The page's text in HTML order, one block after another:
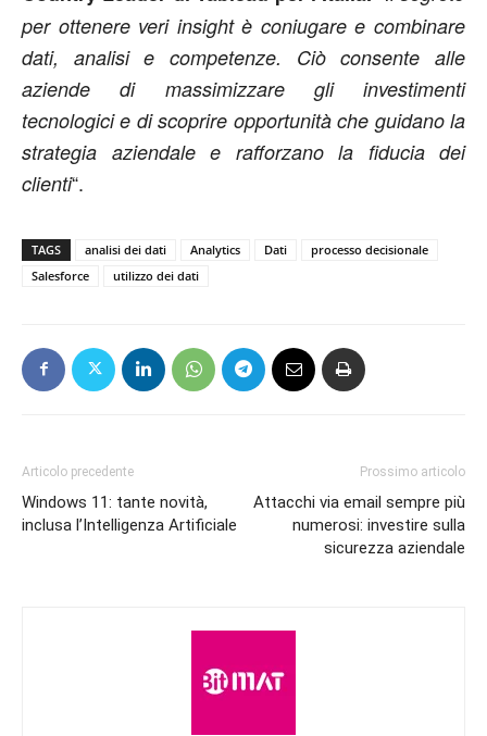
per ottenere veri insight è coniugare e combinare
dati, analisi e competenze. Ciò consente alle
aziende di massimizzare gli investimenti
tecnologici e di scoprire opportunità che guidano la
strategia aziendale e rafforzano la fiducia dei
clienti“.
TAGS analisi dei dati Analytics Dati
processo decisionale
Salesforce
utilizzo dei dati
Articolo precedente
Windows 11: tante novità,
inclusa l’Intelligenza Artificiale
Prossimo articolo
Attacchi via email sempre più
numerosi: investire sulla
sicurezza aziendale